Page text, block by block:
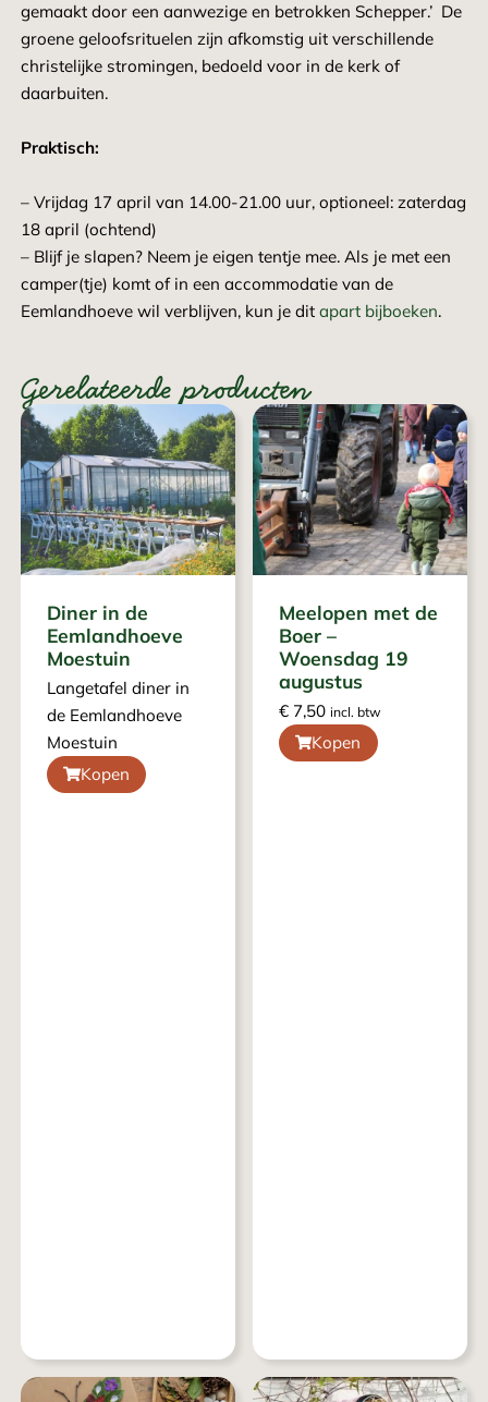
gemaakt door een aanwezige en betrokken Schepper.’ De
groene geloofsrituelen zijn afkomstig uit verschillende
christelijke stromingen, bedoeld voor in de kerk of
daarbuiten.
Praktisch:
– Vrijdag 17 april van 14.00-21.00 uur, optioneel: zaterdag
18 april (ochtend)
– Blijf je slapen? Neem je eigen tentje mee. Als je met een
camper(tje) komt of in een accommodatie van de
Eemlandhoeve wil verblijven, kun je ditapart bijboeken.
Gerelateerde producten
Diner in de
Eemlandhoeve
Moestuin
Langetafel diner in
de Eemlandhoeve
Moestuin
Kopen
Meelopen met de
Boer –
Woensdag 19
augustus
€ 7,50 incl. btw
Kopen